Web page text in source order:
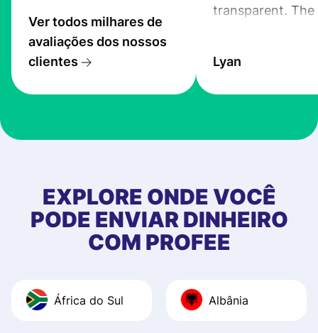
Ver todos milhares de
avaliações dos nossos
clientes
transparent. The
the exchange
at Profee is very
first started
app, and they
quick to provide
and helpful
Recommend it!
Lyan
EXPLORE ONDE VOCÊ
PODE ENVIAR DINHEIRO
COM PROFEE
África do Sul Albânia